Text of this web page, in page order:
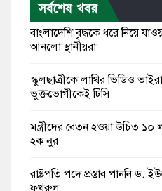
সর্বশেষ খবর
বাংলাদেশি বৃদ্ধকে ধরে নিয়ে
আনলো স্থানীয়রা
স্কুলছাত্রীকে লাথির ভিডিও
ভুক্তভোগীকেই টিসি
মন্ত্রীদের বেতন হওয়া উচিত
হক নুর
রাষ্ট্রপতি পদে প্রস্তাব পাননি ড.